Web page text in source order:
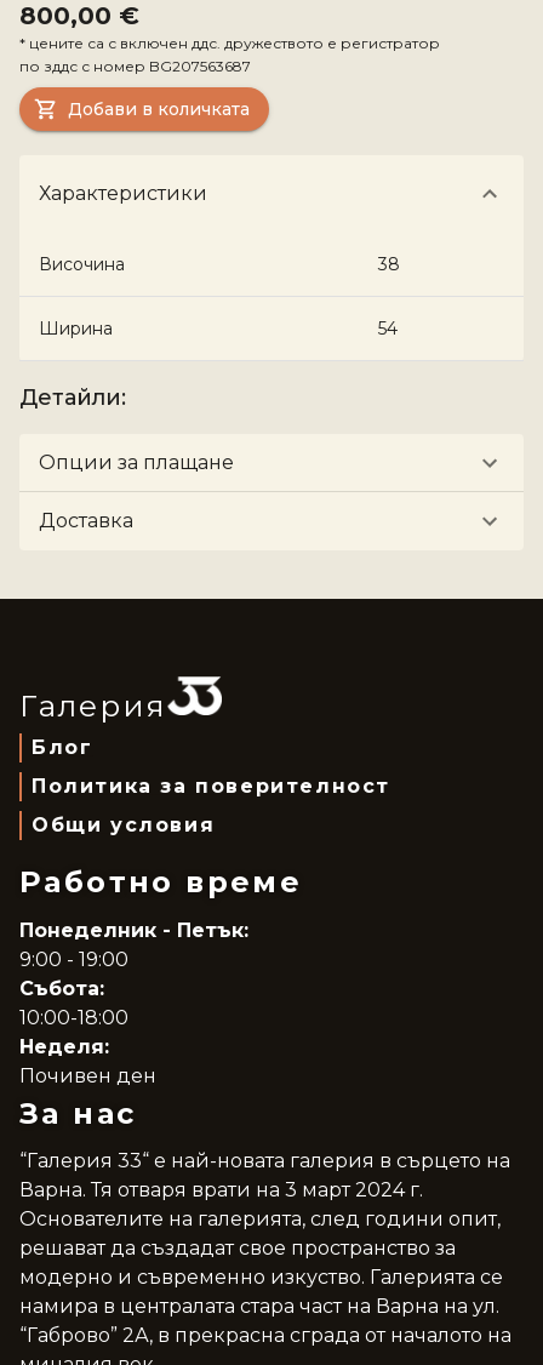
800,00 €
* цените са с включен ддс. дружеството е регистратор
по зддс с номер BG207563687
Добави в количката
Характеристики
Височина 38
Ширина 54
Детайли:
Опции за плащане
Доставка
Галерия
Блог
Политика за поверителност
Общи условия
Работно време
Понеделник - Петък:
9:00 - 19:00
Събота:
10:00-18:00
Неделя:
Почивен ден
За нас
“Галерия 33“ е най-новата галерия в сърцето на
Варна. Тя отваря врати на 3 март 2024 г.
Основателите на галерията, след години опит,
решават да създадат свое пространство за
модерно и съвременно изкуство. Галерията се
намира в централата стара част на Варна на ул.
“Габрово” 2А, в прекрасна сграда от началото на